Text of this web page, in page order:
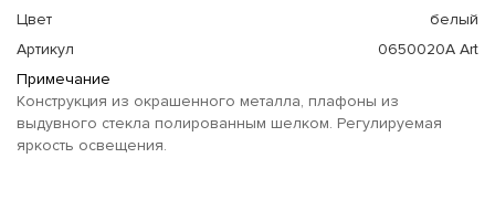
Цвет
белый
Артикул
0650020A Art
Примечание
Конструкция из окрашенного металла, плафоны из
выдувного стекла полированным шелком. Регулируемая
яркость освещения.